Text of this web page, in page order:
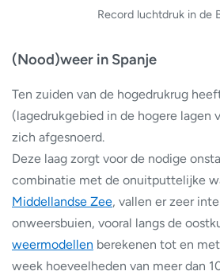
Record luchtdruk in de
(Nood)weer in Spanje
Ten zuiden van de hogedrukrug
(lagedrukgebied in de hogere lagen
zich afgesnoerd.
Deze laag zorgt voor de nodige
combinatie met de onuitputtelijke
Middellandse Zee, vallen er zeer
onweersbuien, vooral langs de
weermodellen berekenen tot en
week hoeveelheden van meer dan